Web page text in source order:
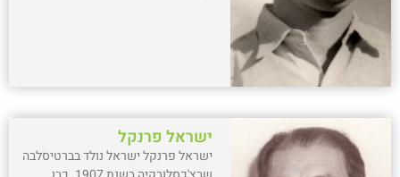
ישראל פרנקל
ישראל פרנקל ישראל נולד בברטיסלבה